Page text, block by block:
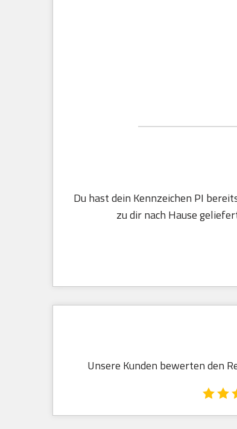
Du hast dein Kennzeichen PI
zu dir nach Hause
Unsere Kunden bewerten den